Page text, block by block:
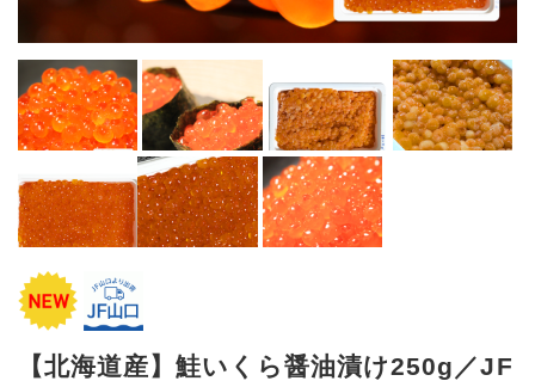
【北海道産】鮭いくら醤油漬け250g／JF